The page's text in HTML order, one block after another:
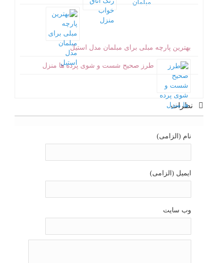
بهترین پارچه مبلی برای مبلمان مدل استیل
طرز صحیح شست و شوی پرده ها منزل
نظرات
نام (الزامی)
ایمیل (الزامی)
وب سایت